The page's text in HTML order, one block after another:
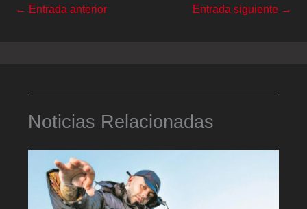
← Entrada anterior Entrada siguiente →
Noticias Relacionadas